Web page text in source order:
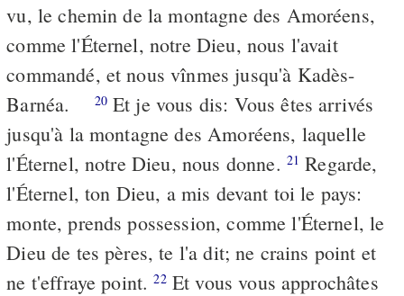
vu, le chemin de la montagne des Amoréens,
comme l'Éternel, notre Dieu, nous l'avait
commandé, et nous vînmes jusqu'à Kadès-
Barnéa.
20Et je vous dis: Vous êtes arrivés
jusqu'à la montagne des Amoréens, laquelle
l'Éternel, notre Dieu, nous donne. 21 Regarde,
l'Éternel, ton Dieu, a mis devant toi le pays:
monte, prends possession, comme l'Éternel, le
Dieu de tes pères, te l'a dit; ne crains point et
ne t'effraye point.22Et vous vous approchâtes